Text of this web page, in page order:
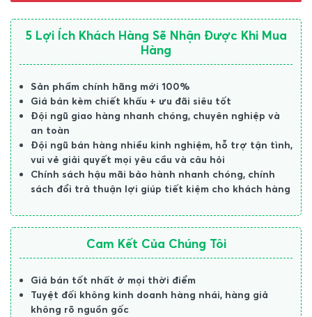
5 Lợi Ích Khách Hàng Sẽ Nhận Được Khi Mua
Hàng
Sản phẩm chính hãng mới 100%
Giá bán kèm chiết khấu + ưu đãi siêu tốt
Đội ngũ giao hàng nhanh chóng, chuyên nghiệp và
an toàn
Đội ngũ bán hàng nhiều kinh nghiệm, hỗ trợ tận tình,
vui vẻ giải quyết mọi yêu cầu và câu hỏi
Chính sách hậu mãi bảo hành nhanh chóng, chính
sách đổi trả thuận lợi giúp tiết kiệm cho khách hàng
Cam Kết Của Chúng Tôi
Giá bán tốt nhất ở mọi thời điểm
Tuyệt đối không kinh doanh hàng nhái, hàng giả
không rõ nguồn gốc